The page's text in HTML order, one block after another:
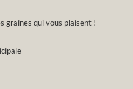
graines qui vous plaisent !